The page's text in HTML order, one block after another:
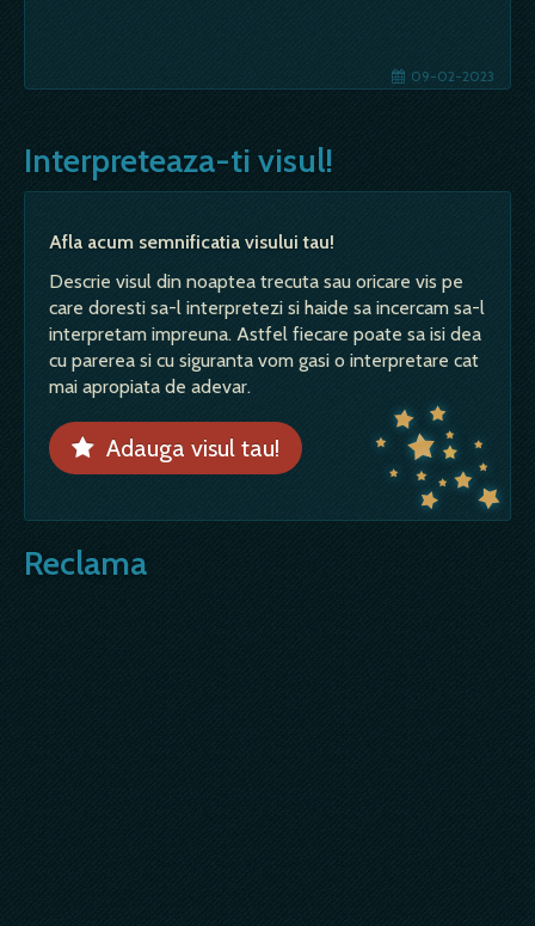
09-02-2023
Interpreteaza-ti visul!
Afla acum semnificatia visului tau!
Descrie visul din noaptea trecuta sau oricare vis pe
care doresti sa-l interpretezi si haide sa incercam sa-l
interpretam impreuna. Astfel fiecare poate sa isi dea
cu parerea si cu siguranta vom gasi o interpretare cat
mai apropiata de adevar.
Adauga visul tau!
Reclama